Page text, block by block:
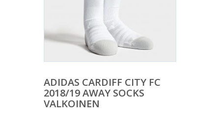
ADIDAS CARDIFF CITY FC
2018/19 AWAY SOCKS
VALKOINEN